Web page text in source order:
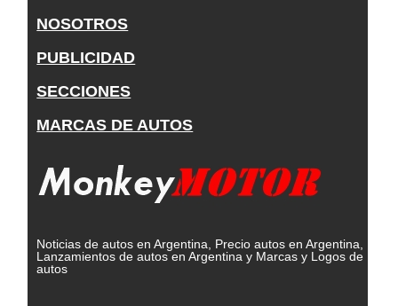
NOSOTROS
PUBLICIDAD
SECCIONES
MARCAS DE AUTOS
Noticias de autos en Argentina, Precio autos en Argentina,
Lanzamientos de autos en Argentina y Marcas y Logos de
autos